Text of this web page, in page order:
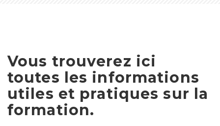
Vous trouverez ici
toutes les informations
utiles et pratiques sur la
formation.